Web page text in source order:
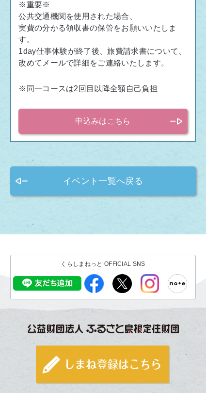
※重要※
公共交通機関を使用された場合、
実費の分かる領収書の保管をお願いいたしま
す。
1day仕事体験が終了後、旅費請求書について、
改めてメールで詳細をご連絡いたします。
※同一コースは2 回目以降全額自己負担
申込みはこちら
イベント一覧へ戻る
くらしまねっと OFFICIAL SNS